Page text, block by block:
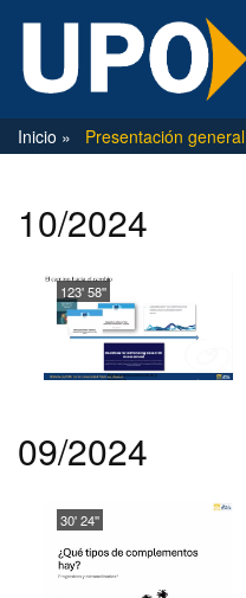
Inicio Presentación general
10/2024
123' 58''
09/2024
30' 24''